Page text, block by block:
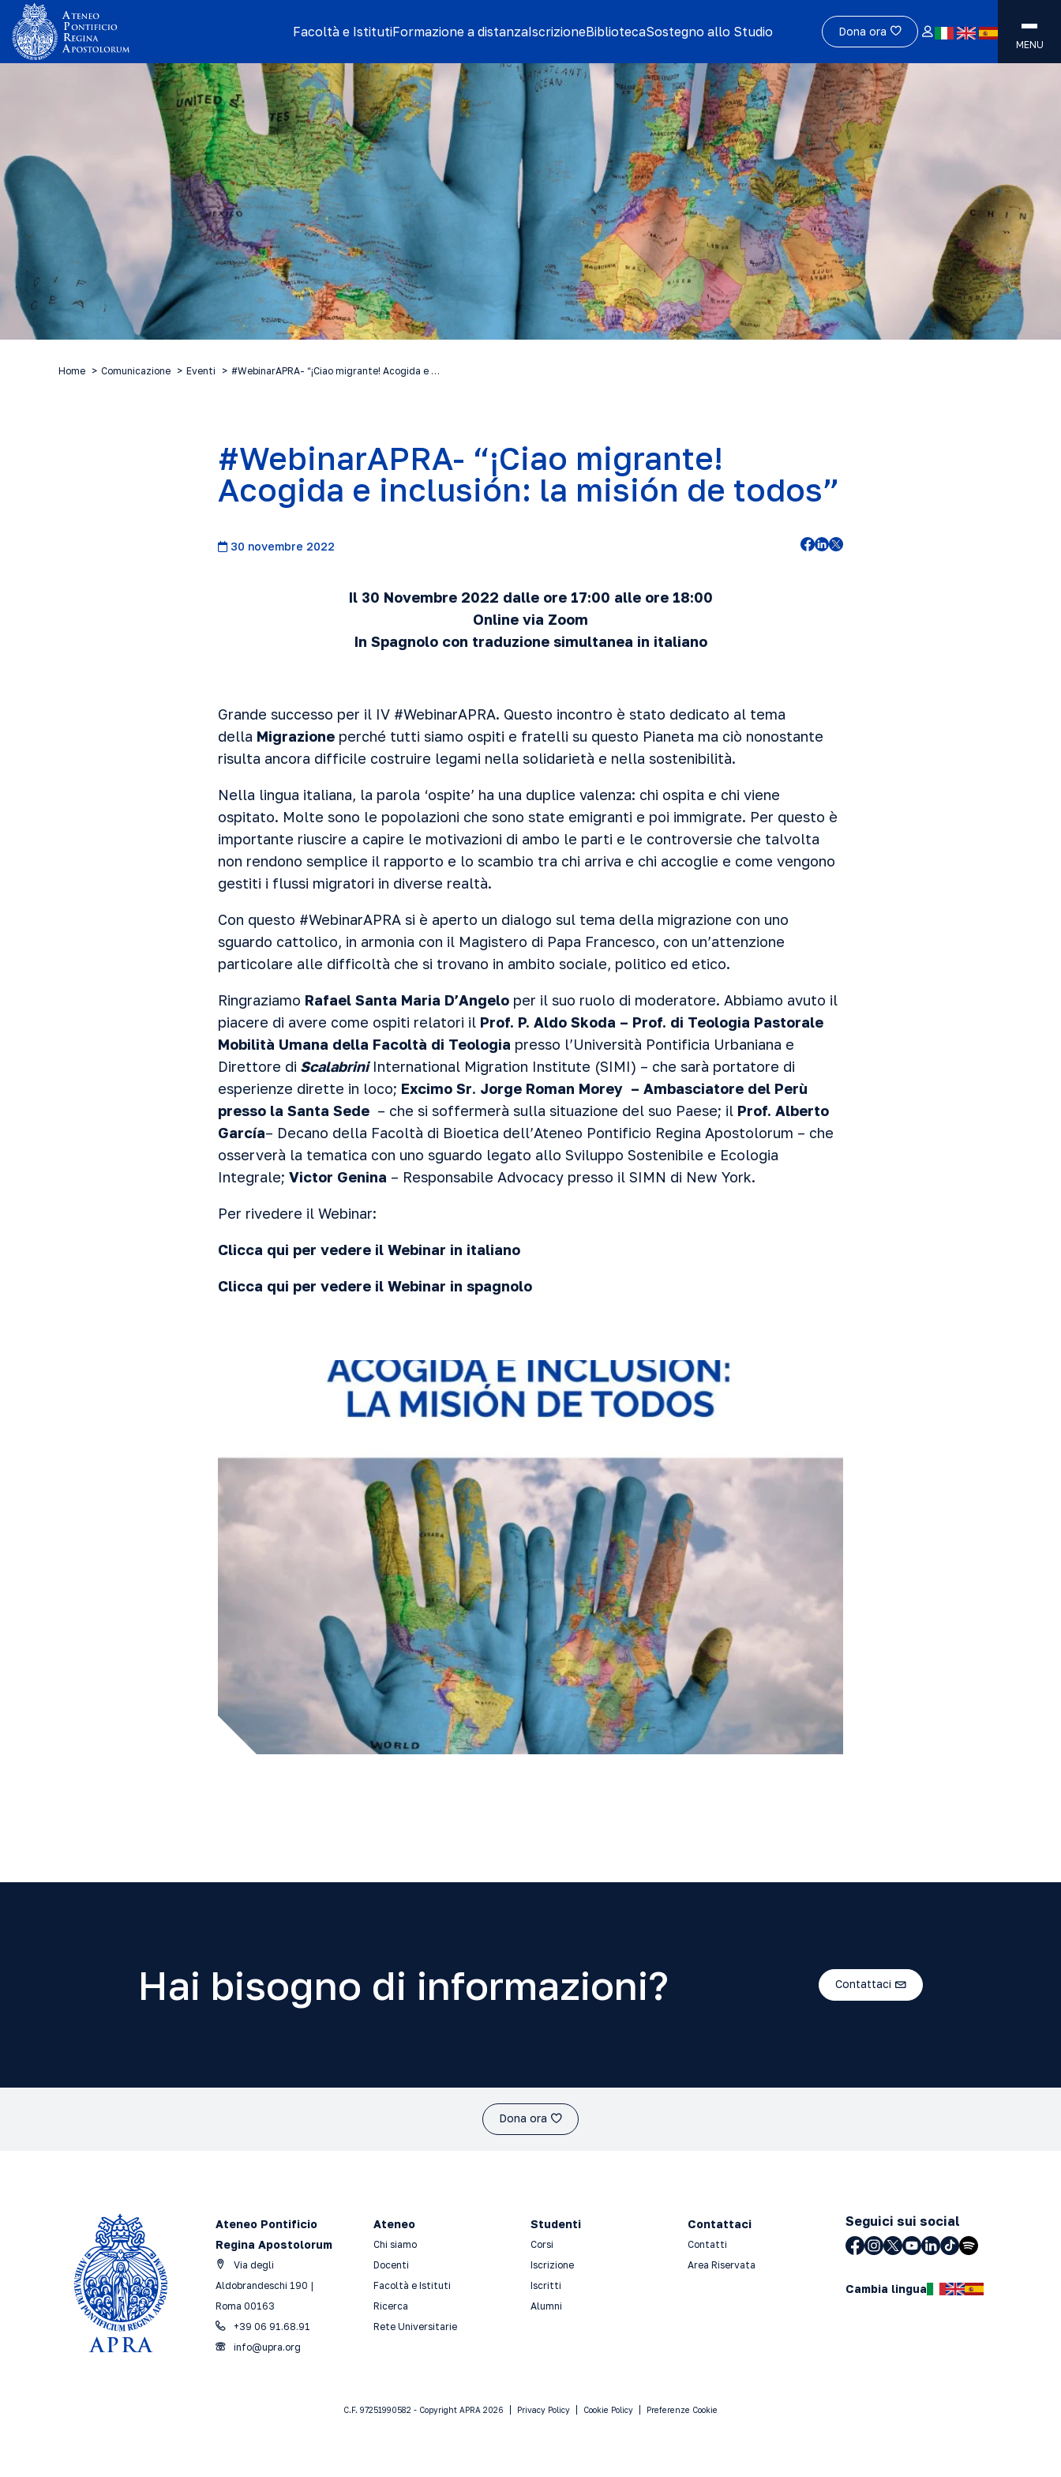
Facoltà e IstitutiFormazione a distanzaIscrizioneBibliotecaSostegno allo Studio Dona ora
MENU
Home Comunicazione Eventi #WebinarAPRA- “¡Ciao migrante! Acogida e …
#WebinarAPRA- “¡Ciao migrante!
Acogida e inclusión: la misión de todos”
30 novembre 2022
Il 30 Novembre 2022 dalle ore 17:00 alle ore 18:00
Online via Zoom
In Spagnolo con traduzione simultanea in italiano
Grande successo per il IV #WebinarAPRA. Questo incontro è stato dedicato al tema
della Migrazione perché tutti siamo ospiti e fratelli su questo Pianeta ma ciò nonostante
risulta ancora difficile costruire legami nella solidarietà e nella sostenibilità.
Nella lingua italiana, la parola ‘ospite’ ha una duplice valenza: chi ospita e chi viene
ospitato. Molte sono le popolazioni che sono state emigranti e poi immigrate. Per questo è
importante riuscire a capire le motivazioni di ambo le parti e le controversie che talvolta
non rendono semplice il rapporto e lo scambio tra chi arriva e chi accoglie e come vengono
gestiti i flussi migratori in diverse realtà.
Con questo #WebinarAPRA si è aperto un dialogo sul tema della migrazione con uno
sguardo cattolico, in armonia con il Magistero di Papa Francesco, con un’attenzione
particolare alle difficoltà che si trovano in ambito sociale, politico ed etico.
Ringraziamo Rafael Santa Maria D’Angelo per il suo ruolo di moderatore. Abbiamo avuto il
piacere di avere come ospiti relatori il Prof. P. Aldo Skoda – Prof. di Teologia Pastorale
Mobilità Umana della Facoltà di Teologia presso l’Università Pontificia Urbaniana e
Direttore di ScalabriniInternational Migration Institute (SIMI) – che sarà portatore di
esperienze dirette in loco; Excimo Sr. Jorge Roman Morey – Ambasciatore del Perù
presso la Santa Sede – che si soffermerà sulla situazione del suo Paese; il Prof. Alberto
García– Decano della Facoltà di Bioetica dell’Ateneo Pontificio Regina Apostolorum – che
osserverà la tematica con uno sguardo legato allo Sviluppo Sostenibile e Ecologia
Integrale; Victor Genina – Responsabile Advocacy presso il SIMN di New York.
Per rivedere il Webinar:
Clicca qui per vedere il Webinar in italiano
Clicca qui per vedere il Webinar in spagnolo
Hai bisogno di informazioni? Contattaci
Dona ora
Ateneo Pontificio
Regina Apostolorum
Via degli
Aldobrandeschi 190 |
Roma 00163
+39 06 91.68.91
info@upra.org
Ateneo
Chi siamo
Docenti
Facoltà e Istituti
Ricerca
Rete Universitarie
Studenti
Corsi
Iscrizione
Iscritti
Alumni
Contattaci
Contatti
Area Riservata
Seguici sui social
Cambia lingua
C.F. 97251990582 - Copyright APRA 2026 Privacy Policy Cookie Policy Preferenze Cookie